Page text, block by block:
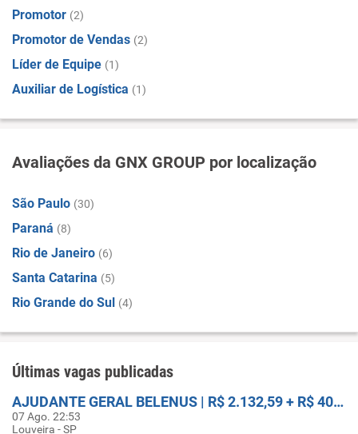
Promotor (2)
Promotor de Vendas (2)
Líder de Equipe (1)
Auxiliar de Logística (1)
Avaliações da GNX GROUP por localização
São Paulo (30)
Paraná (8)
Rio de Janeiro (6)
Santa Catarina (5)
Rio Grande do Sul (4)
Últimas vagas publicadas
AJUDANTE GERAL BELENUS | R$ 2.132,59 + R$ 400 ASSIDUIDADE + FRETADO
07 Ago. 22:53
Louveira - SP